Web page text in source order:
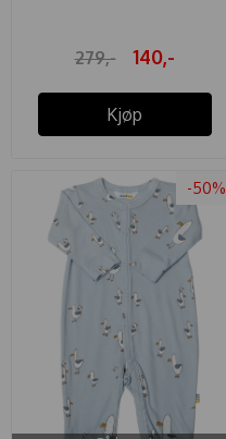
279,- 140,-
Kjøp
-50%